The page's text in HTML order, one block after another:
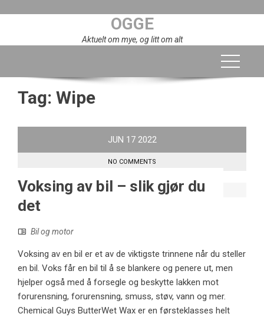
OGGE
Aktuelt om mye, og litt om alt
Tag: Wipe
JUN 17 2022
NO COMMENTS
Voksing av bil – slik gjør du
det
Bil og motor
Voksing av en bil er et av de viktigste trinnene når du steller
en bil. Voks får en bil til å se blankere og penere ut, men
hjelper også med å forsegle og beskytte lakken mot
forurensning, forurensning, smuss, støv, vann og mer.
Chemical Guys ButterWet Wax er en førsteklasses helt